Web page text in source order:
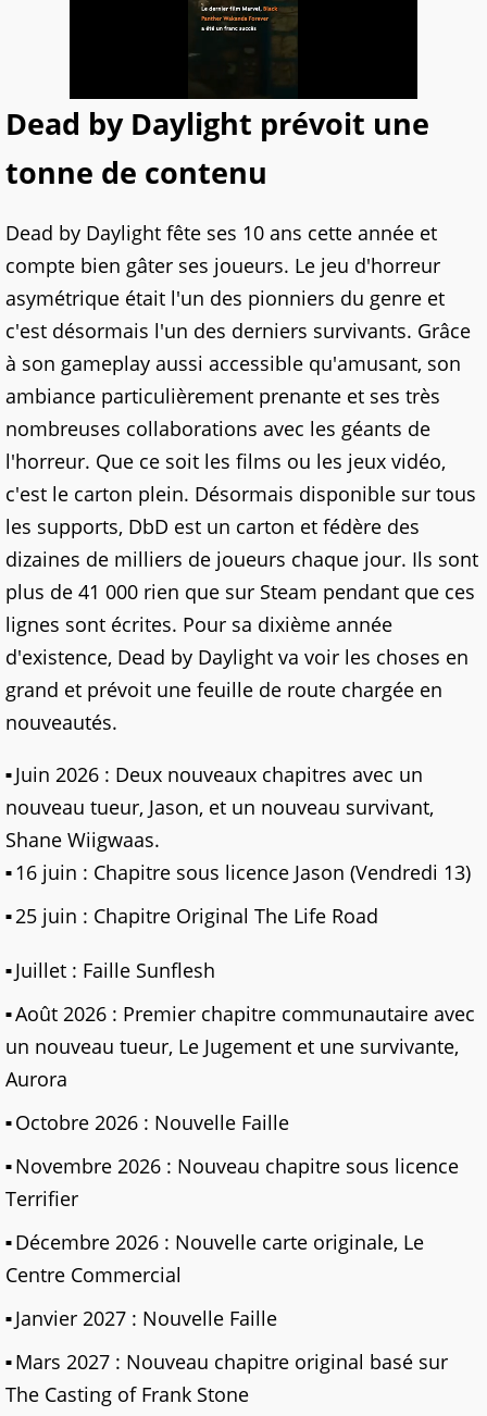
Dead by Daylight prévoit une
tonne de contenu
Dead by Daylight fête ses 10 ans cette année et
compte bien gâter ses joueurs. Le jeu d'horreur
asymétrique était l'un des pionniers du genre et
c'est désormais l'un des derniers survivants. Grâce
à son gameplay aussi accessible qu'amusant, son
ambiance particulièrement prenante et ses très
nombreuses collaborations avec les géants de
l'horreur. Que ce soit les films ou les jeux vidéo,
c'est le carton plein. Désormais disponible sur tous
les supports, DbD est un carton et fédère des
dizaines de milliers de joueurs chaque jour. Ils sont
plus de 41 000 rien que sur Steam pendant que ces
lignes sont écrites. Pour sa dixième année
d'existence, Dead by Daylight va voir les choses en
grand et prévoit une feuille de route chargée en
nouveautés.
Juin 2026 : Deux nouveaux chapitres avec un
nouveau tueur, Jason, et un nouveau survivant,
Shane Wiigwaas.
16 juin : Chapitre sous licence Jason (Vendredi 13)
25 juin : Chapitre Original The Life Road
Juillet : Faille Sunflesh
Août 2026 : Premier chapitre communautaire avec
un nouveau tueur, Le Jugement et une survivante,
Aurora
Octobre 2026 : Nouvelle Faille
Novembre 2026 : Nouveau chapitre sous licence
Terrifier
Décembre 2026 : Nouvelle carte originale, Le
Centre Commercial
Janvier 2027 : Nouvelle Faille
Mars 2027 : Nouveau chapitre original basé sur
The Casting of Frank Stone